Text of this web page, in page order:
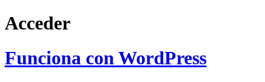
Acceder
Funciona con WordPress